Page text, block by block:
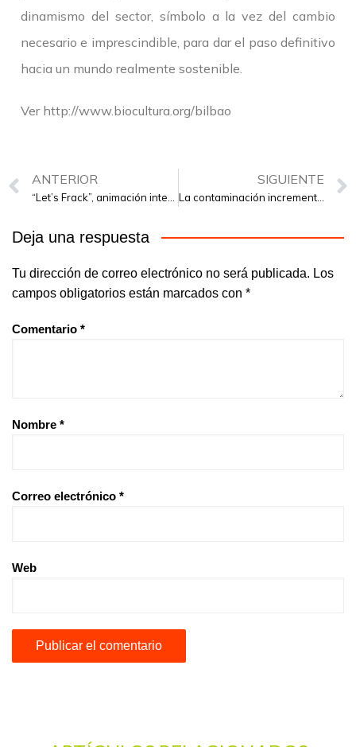
dinamismo del sector, símbolo a la vez del cambio
necesario e imprescindible, para dar el paso definitivo
hacia un mundo realmente sostenible.
Ver http://www.biocultura.org/bilbao
ANTERIOR SIGUIENTE
La contaminación incrementa los casos de diabetes
Deja una respuesta
Tu dirección de correo electrónico no será publicada. Los
campos obligatorios están marcados con *
Comentario *
Nombre *
Correo electrónico *
Web